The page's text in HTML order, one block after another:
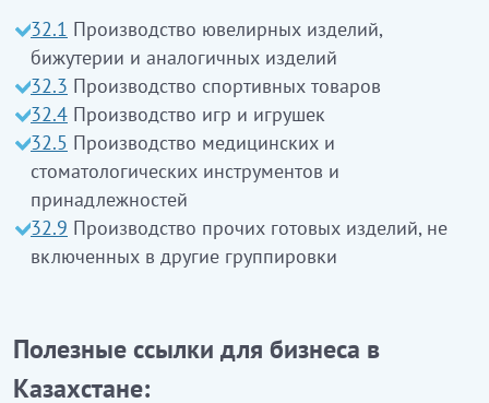
32.1 Производство ювелирных изделий,
бижутерии и аналогичных изделий
32.3 Производство спортивных товаров
32.4 Производство игр и игрушек
32.5 Производство медицинских и
стоматологических инструментов и
принадлежностей
32.9 Производство прочих готовых изделий, не
включенных в другие группировки
Полезные ссылки для бизнеса в
Казахстане: